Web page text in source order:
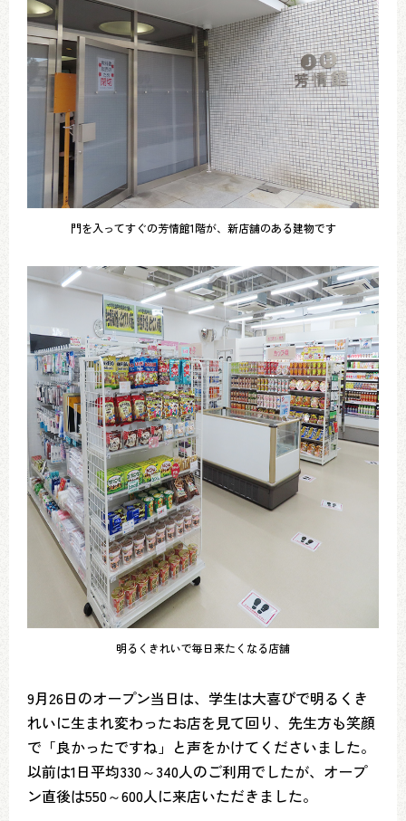
門を入ってすぐの芳情館1階が、新店舗のある建物です
明るくきれいで毎日来たくなる店舗
9月26日のオープン当日は、学生は大喜びで明るくき
れいに生まれ変わったお店を見て回り、先生方も笑顔
で「良かったですね」と声をかけてくださいました。
以前は1日平均330～340人のご利用でしたが、オープ
ン直後は550～600人に来店いただきました。